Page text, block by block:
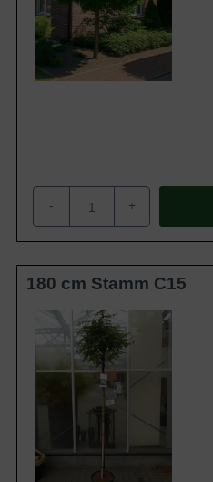
- +
180 cm Stamm C15